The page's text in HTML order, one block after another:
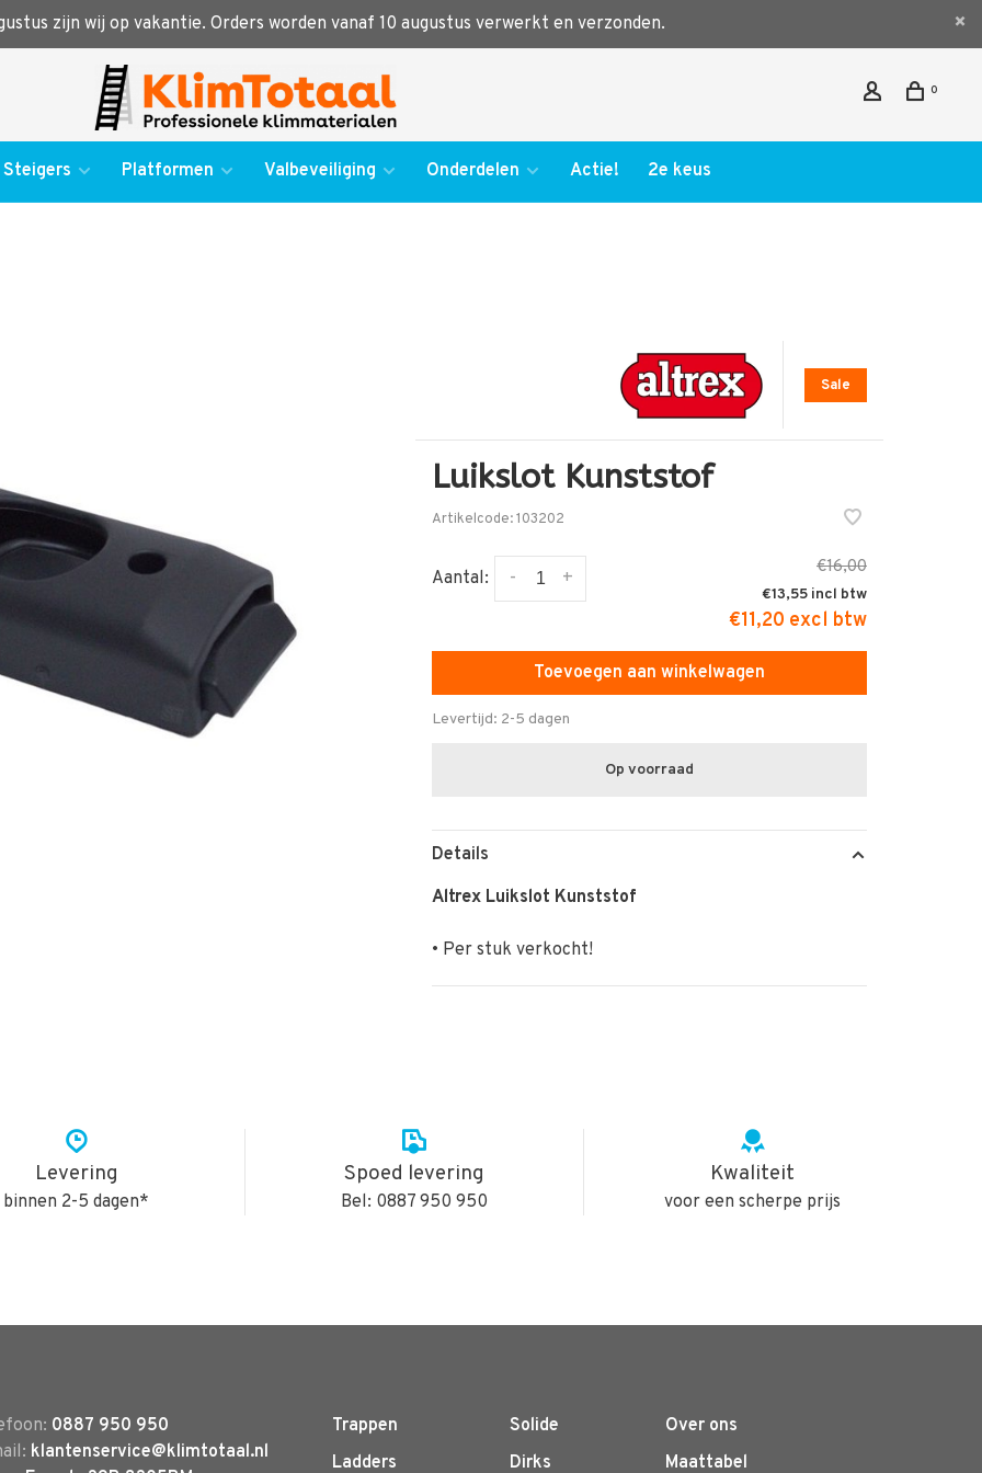
zijn wij op vakantie. Orders worden vanaf 10 augustus verwerkt en verzonden.
0
Steigers Platformen Valbeveiliging Onderdelen Actie! 2e keus
Sale
Luikslot Kunststof
Artikelcode:103202
Aantal: +
-
€16,00
€13,55
€11,20 excl btw
Toevoegen aan winkelwagen
Levertijd: 2-5 dagen
Op voorraad
Details
Altrex Luikslot Kunststof
• Per stuk verkocht!
Levering
binnen 2-5 dagen*
Spoed levering
Bel: 0887 950 950
Kwaliteit
voor een scherpe prijs
0887 950 950
klantenservice@klimtotaal.nl
Trappen
Ladders
Solide
Dirks
Over ons
Maattabel